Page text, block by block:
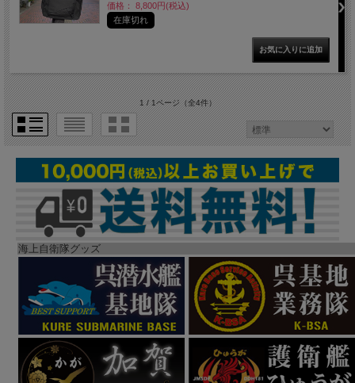
価格： 8,800円(税込)
在庫切れ
1 / 1ページ（全4件）
海上自衛隊グッズ